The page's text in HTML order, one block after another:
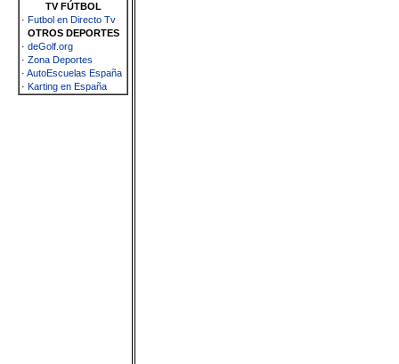
TV FÚTBOL
· Futbol en Directo Tv
OTROS DEPORTES
· deGolf.org
· Zona Deportes
· AutoEscuelas España
· Karting en España